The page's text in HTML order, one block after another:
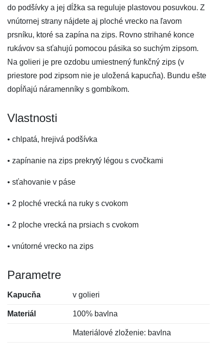
do podšívky a jej dĺžka sa reguluje plastovou posuvkou. Z
vnútornej strany nájdete aj ploché vrecko na ľavom
prsníku, ktoré sa zapína na zips. Rovno strihané konce
rukávov sa sťahujú pomocou pásika so suchým zipsom.
Na golieri je pre ozdobu umiestnený funkčný zips (v
priestore pod zipsom nie je uložená kapucňa). Bundu ešte
dopĺňajú náramenníky s gombíkom.
Vlastnosti
• chlpatá, hrejivá podšívka
• zapínanie na zips prekrytý légou s cvočkami
• sťahovanie v páse
• 2 ploché vrecká na ruky s cvokom
• 2 ploche vrecká na prsiach s cvokom
• vnútorné vrecko na zips
Parametre
Kapucňa v golieri
Materiál 100% bavlna
Materiálové zloženie: bavlna